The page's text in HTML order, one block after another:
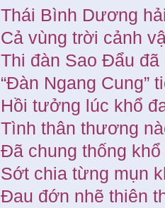
Thái Bình Dương
Cả vùng trời cảnh
Thi đàn Sao Đẩu đã
“Đàn Ngang Cung”
Hồi tưởng lúc khổ
Tình thân thương
Đã chung thống
Sớt chia từng mụn
Đau đớn nhẽ thiên